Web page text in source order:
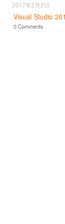
2017年2月2日
Visual Studio
0 Comments